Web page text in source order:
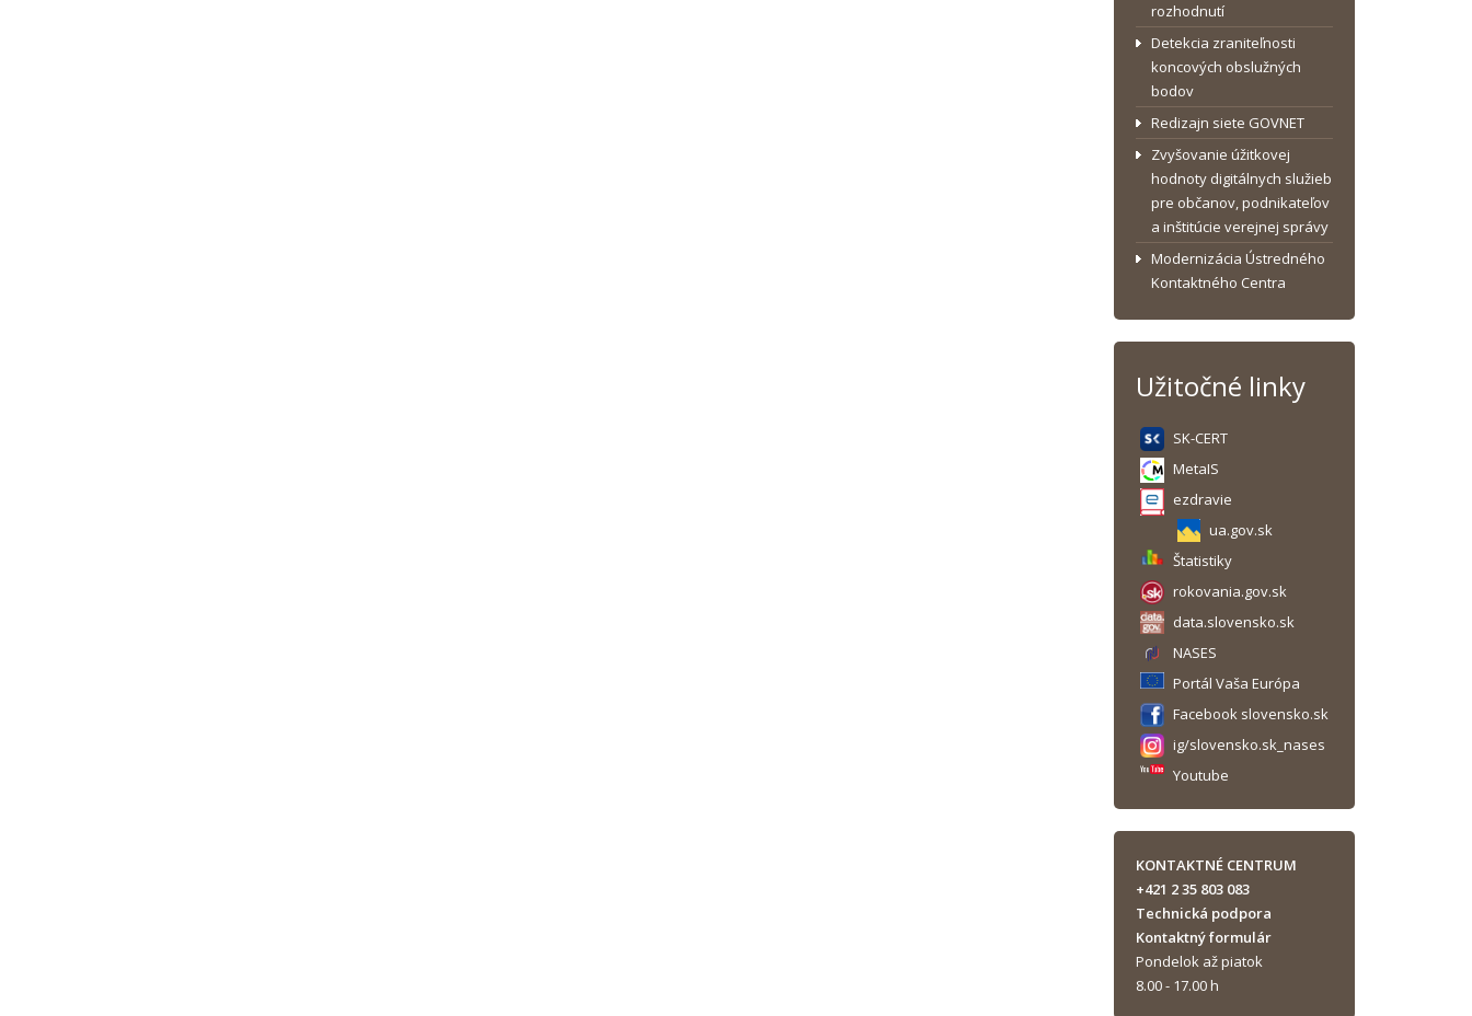
rozhodnutí
Detekcia zraniteľnosti
koncových obslužných
bodov
Redizajn siete GOVNET
Zvyšovanie úžitkovej
hodnoty digitálnych služieb
pre občanov, podnikateľov
a inštitúcie verejnej správy
Modernizácia Ústredného
Kontaktného Centra
Užitočné linky
SK-CERT
MetaIS
ezdravie
ua.gov.sk
Štatistiky
rokovania.gov.sk
data.slovensko.sk
NASES
Portál Vaša Európa
Facebook slovensko.sk
ig/slovensko.sk_nases
Youtube
KONTAKTNÉ CENTRUM
+421 2 35 803 083
Technická podpora
Kontaktný formulár
Pondelok až piatok
8.00 - 17.00 h